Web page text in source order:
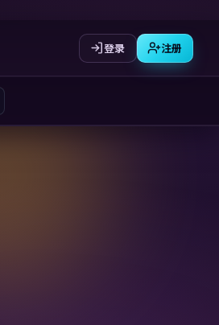
登录 注册